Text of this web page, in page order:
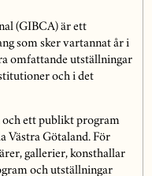
(GIBCA) är ett
som sker vartannat år i
omfattande utställningar
och i det
och ett publikt program
Västra Götaland. För
gallerier, konsthallar
och utställningar